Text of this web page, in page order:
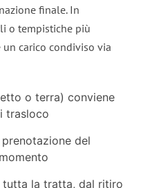
finale. In
o tempistiche più
carico condiviso via
o terra) conviene
trasloco
del
tutta la tratta, dal ritiro